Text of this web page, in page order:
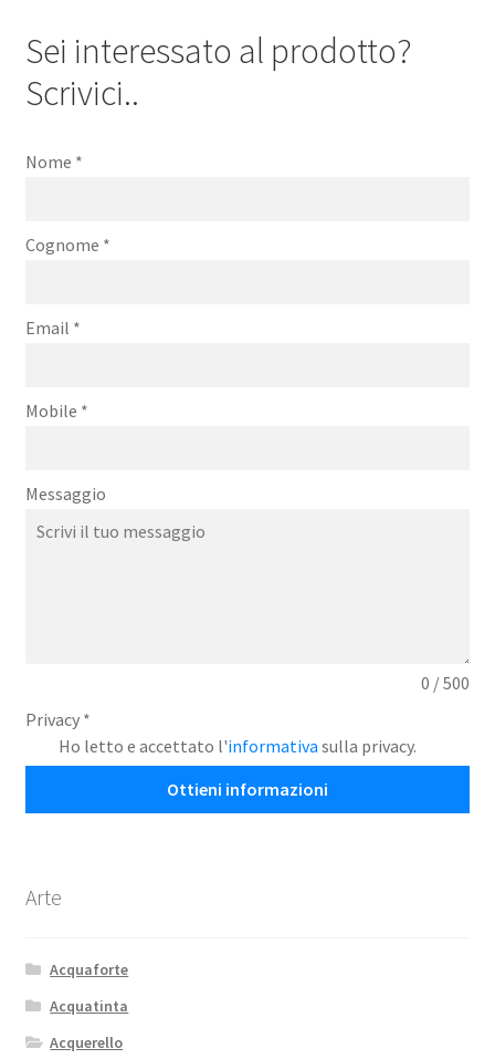
Sei interessato al prodotto?
Scrivici..
Nome *
Cognome *
Email *
Mobile *
Messaggio
0 / 500
Privacy *
Ho letto e accettato l'informativa sulla privacy.
Ottieni informazioni
Arte
Acquaforte
Acquatinta
Acquerello